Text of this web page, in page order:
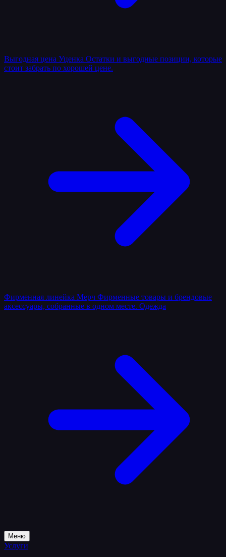
Выгодная цена Уценка Остатки и выгодные позиции, которые
стоит забрать по хорошей цене.
Фирменная линейка Мерч Фирменные товары и брендовые
аксессуары, собранные в одном месте. Одежда
Меню
Услуги